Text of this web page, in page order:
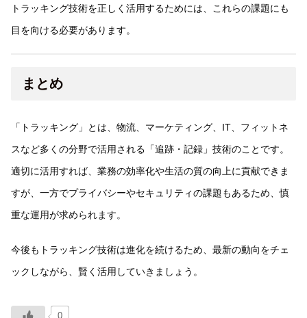
トラッキング技術を正しく活用するためには、これらの課題にも
目を向ける必要があります。
まとめ
「トラッキング」とは、物流、マーケティング、IT、フィットネ
スなど多くの分野で活用される「追跡・記録」技術のことです。
適切に活用すれば、業務の効率化や生活の質の向上に貢献できま
すが、一方でプライバシーやセキュリティの課題もあるため、慎
重な運用が求められます。
今後もトラッキング技術は進化を続けるため、最新の動向をチェ
ックしながら、賢く活用していきましょう。
0